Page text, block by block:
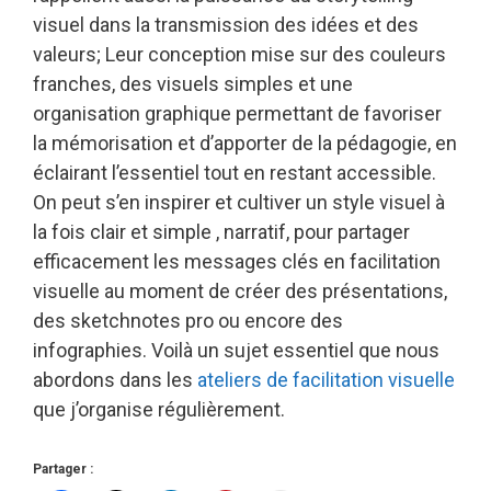
visuel dans la transmission des idées et des
valeurs; Leur conception mise sur des couleurs
franches, des visuels simples et une
organisation graphique permettant de favoriser
la mémorisation et d’apporter de la pédagogie, en
éclairant l’essentiel tout en restant accessible.
On peut s’en inspirer et cultiver un style visuel à
la fois clair et simple , narratif, pour partager
efficacement les messages clés en facilitation
visuelle au moment de créer des présentations,
des sketchnotes pro ou encore des
infographies. Voilà un sujet essentiel que nous
abordons dans les ateliers de facilitation visuelle
que j’organise régulièrement.
Partager :